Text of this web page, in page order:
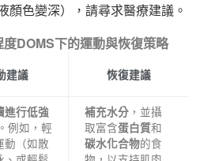
顏色變深），請尋求醫療建議。
DOMS下的運動與恢復策略
建議 恢復建議
進行低強
。例如，輕
動（如散
補充水分 ，並攝
取富含蛋白質和
碳水化合物的食